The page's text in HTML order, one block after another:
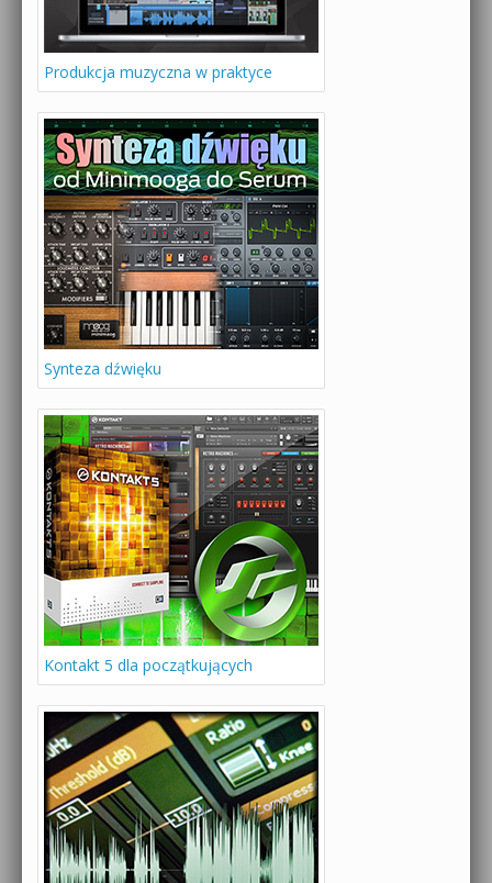
Produkcja muzyczna w praktyce
Synteza dźwięku
Kontakt 5 dla początkujących